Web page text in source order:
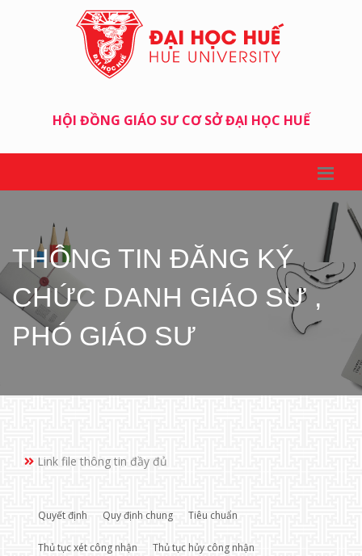
HỘI ĐỒNG GIÁO SƯ CƠ SỞ ĐẠI HỌC HUẾ
THÔNG TIN ĐĂNG KÝ
CHỨC DANH GIÁO SƯ ,
PHÓ GIÁO SƯ
Link file thông tin đầy đủ
Quyết định Quy định chung Tiêu chuẩn
Thủ tục xét công nhận Thủ tục hủy công nhận